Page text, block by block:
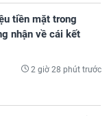
tiền mặt trong
nhận về cái kết
2 giờ 28 phút trước